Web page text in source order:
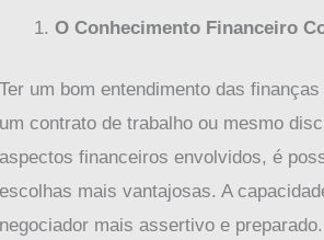
O Conhecimento Financeiro
Ter um bom entendimento das
um contrato de trabalho ou mesmo
aspectos financeiros envolvidos, é
escolhas mais vantajosas. A
negociador mais assertivo e preparado.